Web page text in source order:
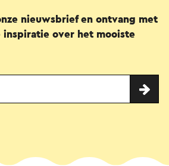
nieuwsbrief en ontvang met
inspiratie over het mooiste